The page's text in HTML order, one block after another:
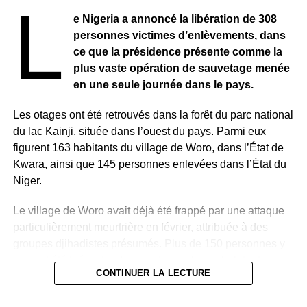
L
e Nigeria a annoncé la libération de 308
personnes victimes d’enlèvements, dans
ce que la présidence présente comme la
plus vaste opération de sauvetage menée
en une seule journée dans le pays.
Les otages ont été retrouvés dans la forêt du parc national
du lac Kainji, située dans l’ouest du pays. Parmi eux
figurent 163 habitants du village de Woro, dans l’État de
Kwara, ainsi que 145 personnes enlevées dans l’État du
Niger.
Le village de Woro avait déjà été frappé par une attaque
particulièrement meurtrière en février, attribuée à des
avaient été tuées, tandis que de nombreux habitants
avaient été enlevés.CONTINUER LA LECTURE